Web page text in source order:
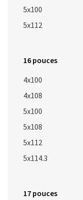
5x100
5x112
16 pouces
4x100
4x108
5x100
5x108
5x112
5x114.3
17 pouces